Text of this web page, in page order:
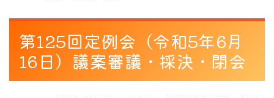
第125回定例会（令和5年6月
16日）議案審議・採決・閉会